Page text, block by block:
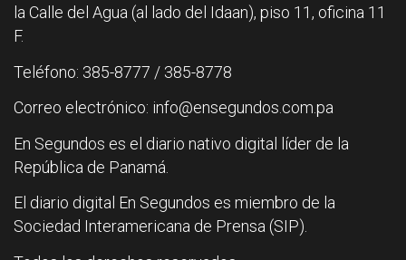
la Calle del Agua (al lado del Idaan), piso 11, oficina 11
F.
Teléfono: 385-8777 / 385-8778
Correo electrónico: info@ensegundos.com.pa
En Segundos es el diario nativo digital líder de la
República de Panamá.
El diario digital En Segundos es miembro de la
Sociedad Interamericana de Prensa (SIP).